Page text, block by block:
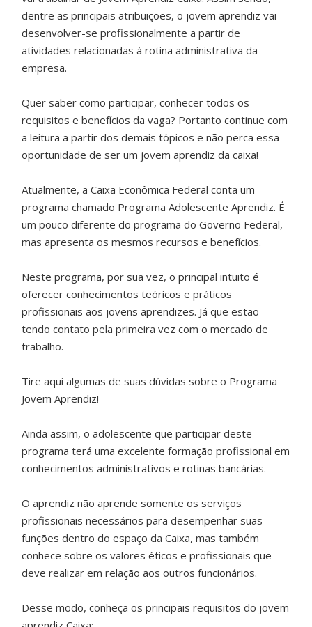
dentre as principais atribuições, o jovem aprendiz vai
desenvolver-se profissionalmente a partir de
atividades relacionadas à rotina administrativa da
empresa.
Quer saber como participar, conhecer todos os
requisitos e benefícios da vaga? Portanto continue com
a leitura a partir dos demais tópicos e não perca essa
oportunidade de ser um jovem aprendiz da caixa!
Atualmente, a Caixa Econômica Federal conta um
programa chamado Programa Adolescente Aprendiz. É
um pouco diferente do programa do Governo Federal,
mas apresenta os mesmos recursos e benefícios.
Neste programa, por sua vez, o principal intuito é
oferecer conhecimentos teóricos e práticos
profissionais aos jovens aprendizes. Já que estão
tendo contato pela primeira vez com o mercado de
trabalho.
Tire aqui algumas de suas dúvidas sobre o Programa
Jovem Aprendiz!
Ainda assim, o adolescente que participar deste
programa terá uma excelente formação profissional em
conhecimentos administrativos e rotinas bancárias.
O aprendiz não aprende somente os serviços
profissionais necessários para desempenhar suas
funções dentro do espaço da Caixa, mas também
conhece sobre os valores éticos e profissionais que
deve realizar em relação aos outros funcionários.
Desse modo, conheça os principais requisitos do jovem